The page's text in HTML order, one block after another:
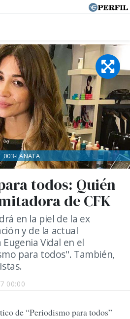
00:00
todos: Quién
de CFK
en la piel de la ex
y de la actual
Vidal en el
para todos". También,
003-LANATA
de “Periodismo para todos”